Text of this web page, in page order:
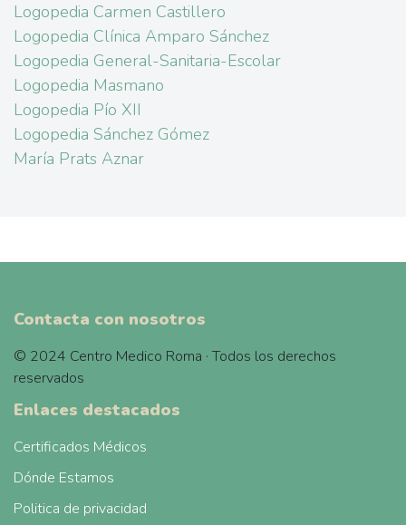
Logopedia Carmen Castillero
Logopedia Clínica Amparo Sánchez
Logopedia General-Sanitaria-Escolar
Logopedia Masmano
Logopedia Pío XII
Logopedia Sánchez Gómez
María Prats Aznar
Contacta con nosotros
© 2024 Centro Medico Roma · Todos los derechos
reservados
Enlaces destacados
Certificados Médicos
Dónde Estamos
Politica de privacidad